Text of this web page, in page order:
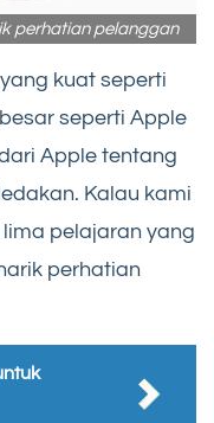
perhatian pelanggan
kuat seperti
seperti Apple
Apple tentang
Kalau kami
pelajaran yang
perhatian